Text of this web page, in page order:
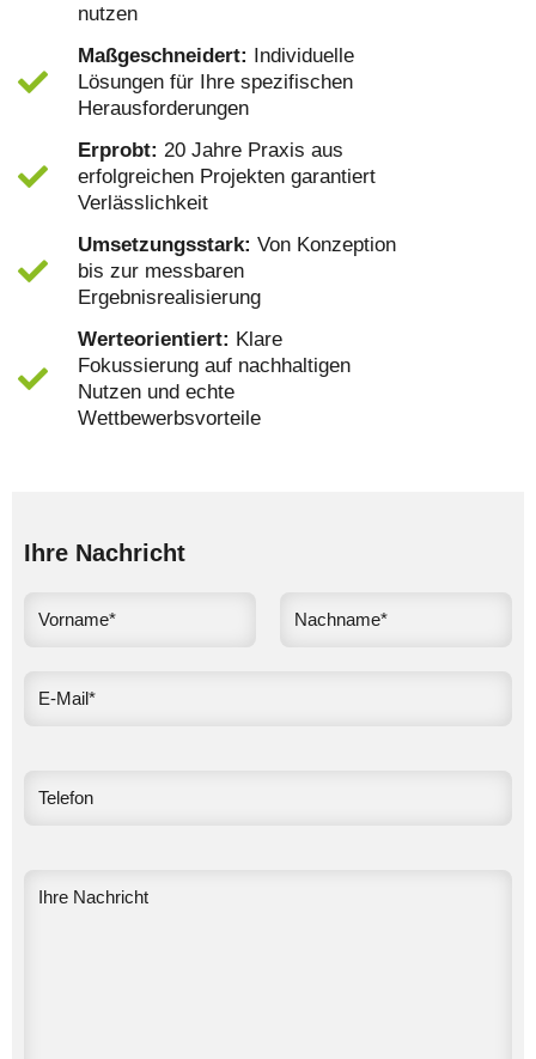
nutzen
Maßgeschneidert: Individuelle
Lösungen für Ihre spezifischen
Herausforderungen
Erprobt: 20 Jahre Praxis aus
erfolgreichen Projekten garantiert
Verlässlichkeit
Umsetzungsstark: Von Konzeption
bis zur messbaren
Ergebnisrealisierung
Werteorientiert: Klare
Fokussierung auf nachhaltigen
Nutzen und echte
Wettbewerbsvorteile
Ihre Nachricht